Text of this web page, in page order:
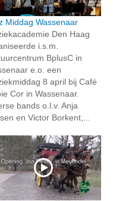
Middag Wassenaar
Den Haag
i.s.m.
BplusC in
e.o. een
8 april bij Café
Cor in Wassenaar.
bands o.l.v. Anja
en Victor Borkent,...